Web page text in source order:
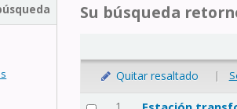
Su búsqueda
Quitar resaltado |
1.